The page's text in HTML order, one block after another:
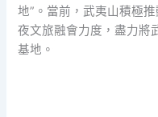
地”。當前，武夷山積極
夜文旅融會力度，盡力將
基地。